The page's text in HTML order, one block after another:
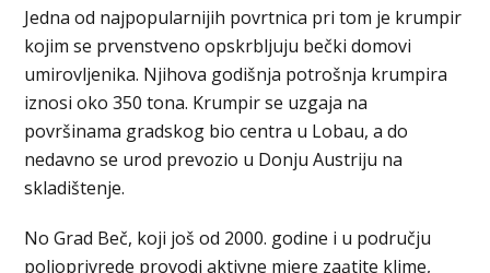
Jedna od najpopularnijih povrtnica pri tom je krumpir
kojim se prvenstveno opskrbljuju bečki domovi
umirovljenika. Njihova godišnja potrošnja krumpira
iznosi oko 350 tona. Krumpir se uzgaja na
površinama gradskog bio centra u Lobau, a do
nedavno se urod prevozio u Donju Austriju na
skladištenje.
No Grad Beč, koji još od 2000. godine i u području
poljoprivrede provodi aktivne mjere zaątite klime,